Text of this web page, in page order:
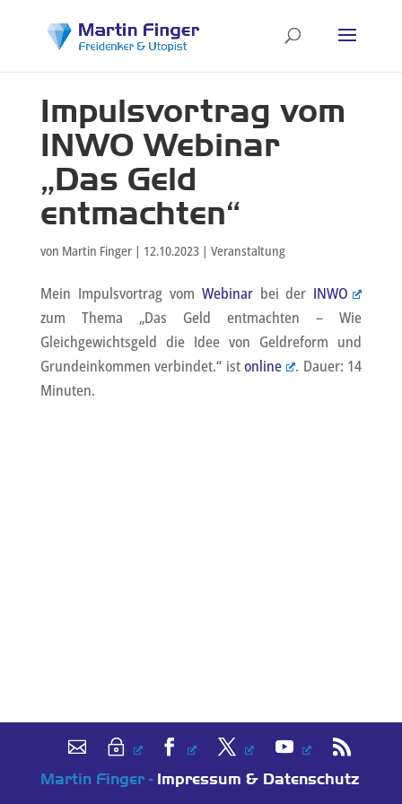
Impulsvortrag vom
INWO Webinar
„Das Geld
entmachten“
von Martin Finger| 12.10.2023| Veranstaltung
Mein Impulsvortrag vom Webinarbei der INWO
zum Thema „Das Geld entmachten – Wie
Gleichgewichtsgeld die Idee von Geldreform und
Grundeinkommen verbindet.“ istonline
. Dauer: 14
Minuten.
Martin Finger - Impressum & Datenschutz